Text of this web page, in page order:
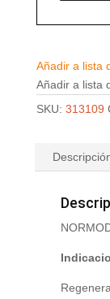
Añadir a lista
Añadir a lista
SKU: 313109